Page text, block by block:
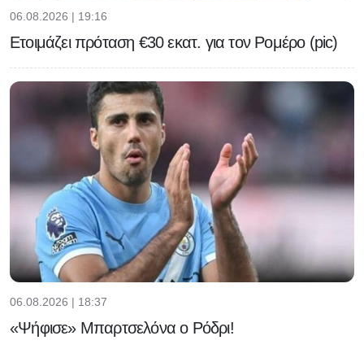
06.08.2026 | 19:16
Ετοιμάζει πρόταση €30 εκατ. για τον Ρομέρο (pic)
06.08.2026 | 18:37
«Ψήφισε» Μπαρτσελόνα ο Ρόδρι!